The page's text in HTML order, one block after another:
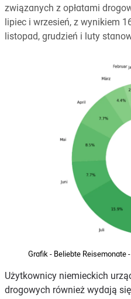
związanych z opłatami
lipiec i wrzesień, z wynikiem
listopad, grudzień i luty
Grafik - Beliebte Reisemonate
Użytkownicy niemieckich
drogowych również wydają